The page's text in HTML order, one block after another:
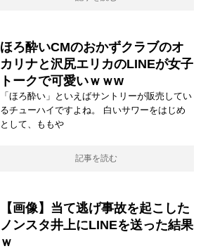
ほろ酔いCMのおかずクラブのオ
カリナと沢尻エリカのLINEが女子
トークで可愛いｗｗw
「ほろ酔い」といえばサントリーが販売してい
るチューハイですよね。 白いサワーをはじめ
として、ももや
記事を読む
【画像】当て逃げ事故を起こした
ノンスタ井上にLINEを送った結果
ｗ